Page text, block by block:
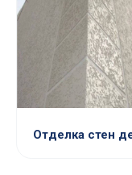
Отделка стен